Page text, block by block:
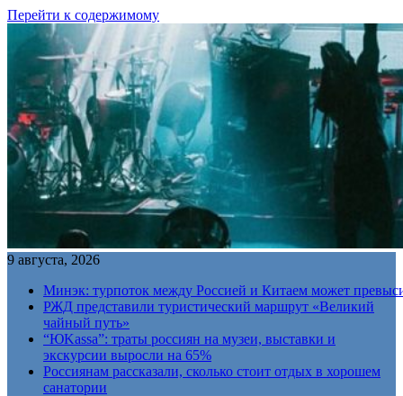
Перейти к содержимому
9 августа, 2026
Минэк: турпоток между Россией и Китаем может
РЖД представили туристический маршрут «Великий
чайный путь»
“ЮKassa”: траты россиян на музеи, выставки и
экскурсии выросли на 65%
Россиянам рассказали, сколько стоит отдых в хорошем
санатории